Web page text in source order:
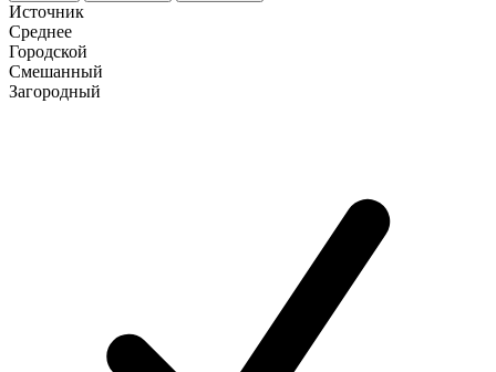
Источник
Среднее
Городской
Смешанный
Загородный